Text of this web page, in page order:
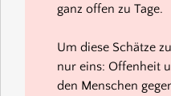
ganz offen zu Tage.
Um diese Schätze
nur eins: Offenheit
den Menschen